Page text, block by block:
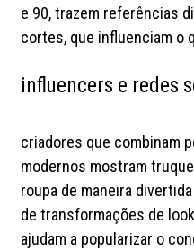
e 90, trazem referências
cortes, que influenciam o
influencers e redes
criadores que combinam
modernos mostram
roupa de maneira
de transformações de
ajudam a popularizar o